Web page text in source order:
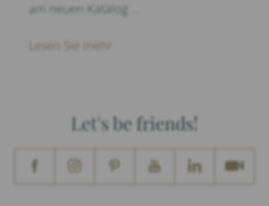
am neuen Katalog …
Lesen Sie mehr
Let's be friends!